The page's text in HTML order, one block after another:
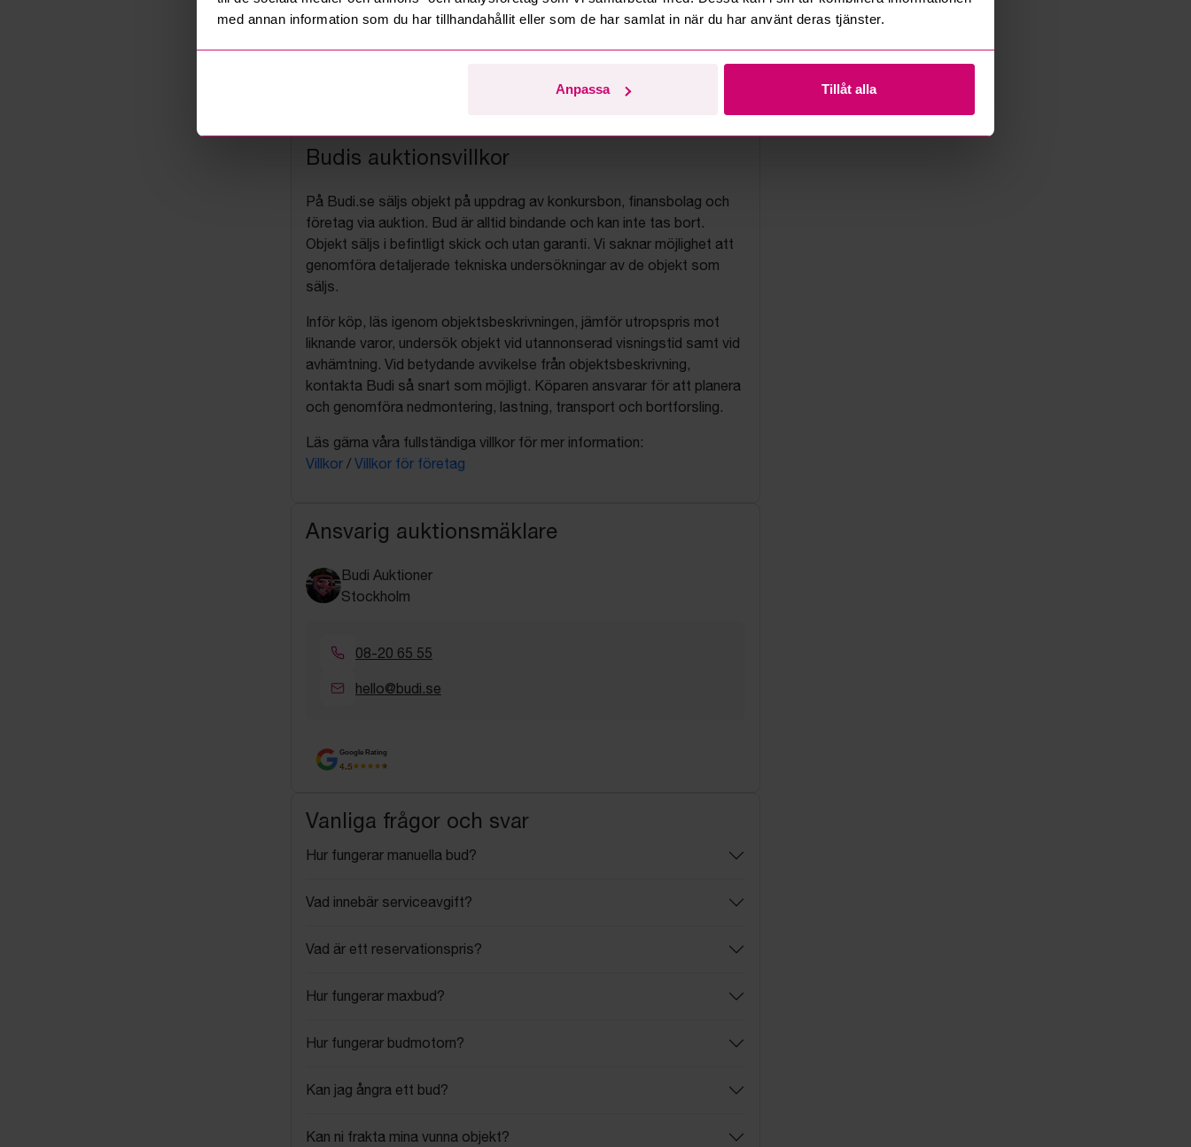
med annan information som du har tillhandahållit eller som de har samlat in när du har använt deras tjänster.
Anpassa Tillåt alla
Budis auktionsvillkor
På Budi.se säljs objekt på uppdrag av konkursbon, finansbolag och
företag via auktion. Bud är alltid bindande och kan inte tas bort.
Objekt säljs i befintligt skick och utan garanti. Vi saknar möjlighet att
genomföra detaljerade tekniska undersökningar av de objekt som
säljs.
Inför köp, läs igenom objektsbeskrivningen, jämför utropspris mot
liknande varor, undersök objekt vid utannonserad visningstid samt vid
avhämtning. Vid betydande avvikelse från objektsbeskrivning,
kontakta Budi så snart som möjligt. Köparen ansvarar för att planera
och genomföra nedmontering, lastning, transport och bortforsling.
Läs gärna våra fullständiga villkor för mer information:
Villkor / Villkor för företag
Ansvarig auktionsmäklare
Budi Auktioner
Stockholm
08-20 65 55
hello@budi.se
Google Rating
4.5
Vanliga frågor och svar
Hur fungerar manuella bud?
Vad innebär serviceavgift?
Vad är ett reservationspris?
Hur fungerar maxbud?
Hur fungerar budmotorn?
Kan jag ångra ett bud?
Kan ni frakta mina vunna objekt?